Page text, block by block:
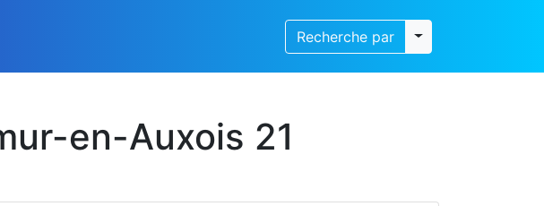
Recherche par Toggle dropdown
en-Auxois 21